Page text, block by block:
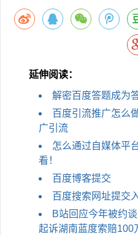
延伸阅读：
解密百度答题成为
百度引流推广怎么
广引流
怎么通过自媒体平
看！
百度博客提交
百度搜索网址提交
B站回应今​年被约
起诉湖南蓝度索赔100